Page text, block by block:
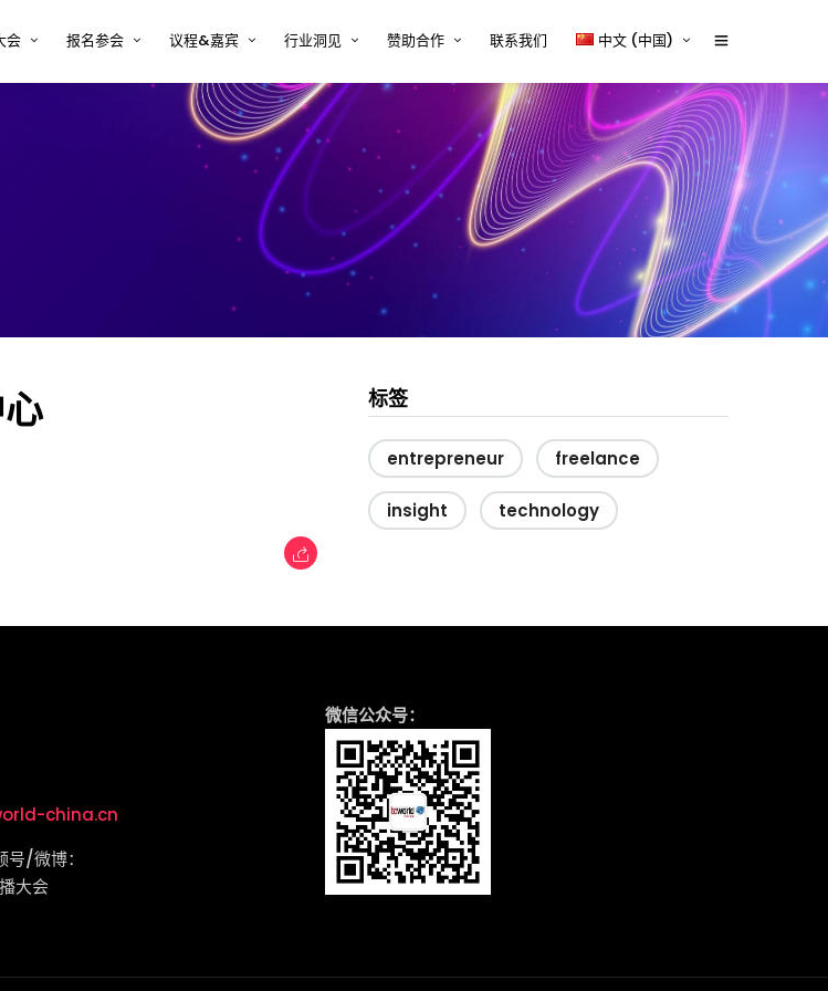
会 报名参会
注册 tcworld 大会
议程&嘉宾
大会议程
大会嘉宾
2026年嘉宾时间表
行业洞见
半导体行业的技术内容挑战与解决
方案
复杂设备行业的技术内容挑战与解
决方案
新能源、储能与电力电子行业的技
术内容挑战与解决方案
医疗器械行业的技术内容挑战与解
决方案
汽车行业的技术内容挑战与解决方
赞助合作
赞助商2026
tcworld 2026 中国大会赞助通道
正式开启
赞助招募
赞助商时间表
Exhibitor and/or Sponsorship
联系我们 中文 (中国)
中文 (中国)
标签
entrepreneur freelance
insight technology
china.cn
/微博：
大会
微信公众号：